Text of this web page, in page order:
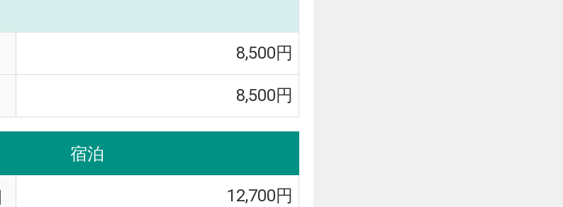
8,500円
8,500円
宿泊
12,700円